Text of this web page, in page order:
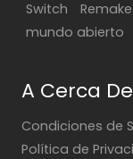
Switch
Remake
mundo abierto
A Cerca De
Condiciones de
Política de